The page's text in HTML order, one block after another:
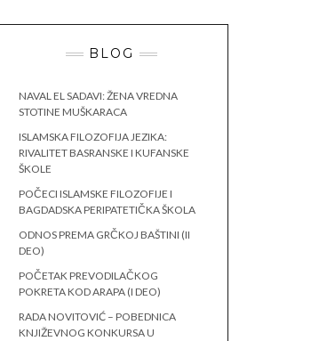
BLOG
NAVAL EL SADAVI: ŽENA VREDNA
STOTINE MUŠKARACA
ISLAMSKA FILOZOFIJA JEZIKA:
RIVALITET BASRANSKE I KUFANSKE
ŠKOLE
POČECI ISLAMSKE FILOZOFIJE I
BAGDADSKA PERIPATETIČKA ŠKOLA
ODNOS PREMA GRČKOJ BAŠTINI (II
DEO)
POČETAK PREVODILAČKOG
POKRETA KOD ARAPA (I DEO)
RADA NOVITOVIĆ – POBEDNICA
KNJIŽEVNOG KONKURSA U